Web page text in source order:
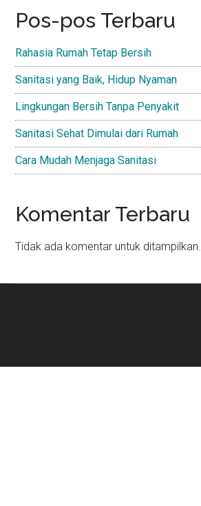
Pos-pos Terbaru
Rahasia Rumah Tetap Bersih
Sanitasi yang Baik, Hidup Nyaman
Lingkungan Bersih Tanpa Penyakit
Sanitasi Sehat Dimulai dari Rumah
Cara Mudah Menjaga Sanitasi
Komentar Terbaru
Tidak ada komentar untuk ditampilkan.